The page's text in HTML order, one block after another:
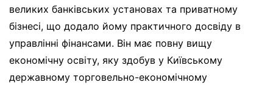
великих банківських установах та приватному
бізнесі, що додало йому практичного досвіду в
управлінні фінансами. Він має повну вищу
економічну освіту, яку здобув у Київському
державному торговельно-економічному